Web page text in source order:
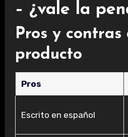
– ¿vale la
Pros y contras
producto
Pros
Escrito en español